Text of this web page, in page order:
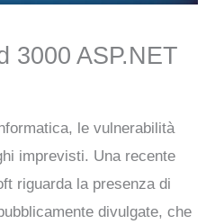
3000 ASP.NET
le vulnerabilità
imprevisti. Una recente
riguarda la presenza di
divulgate, che